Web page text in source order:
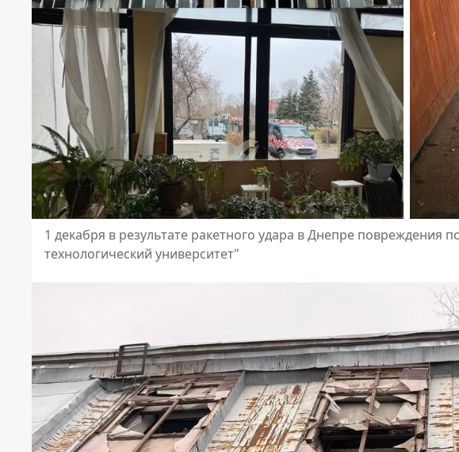
1 декабря в результате ракетного удара в Днепре повреждения
технологический университет"